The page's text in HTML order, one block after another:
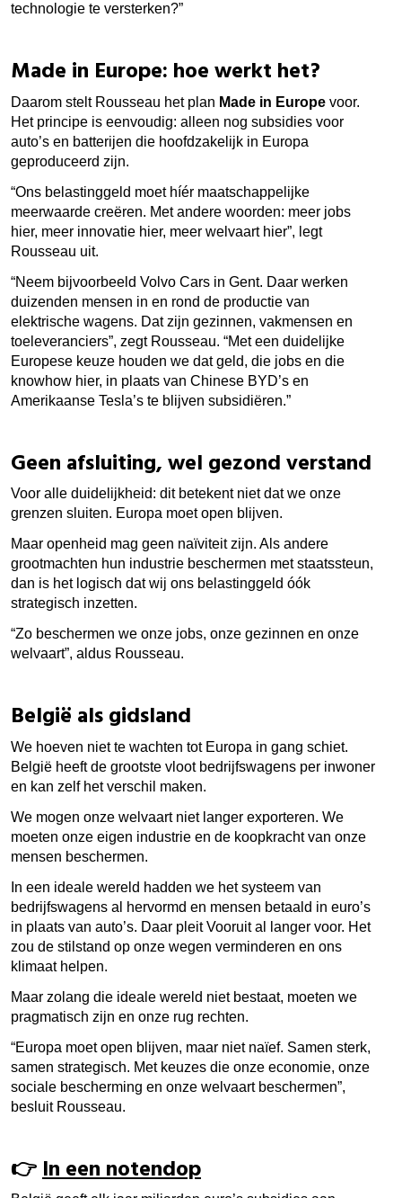
technologie te versterken?”
Made in Europe: hoe werkt het?
Daarom stelt Rousseau het plan Made in Europe voor.
Het principe is eenvoudig: alleen nog subsidies voor
auto’s en batterijen die hoofdzakelijk in Europa
geproduceerd zijn.
“Ons belastinggeld moet híér maatschappelijke
meerwaarde creëren. Met andere woorden: meer jobs
hier, meer innovatie hier, meer welvaart hier”, legt
Rousseau uit.
“Neem bijvoorbeeld Volvo Cars in Gent. Daar werken
duizenden mensen in en rond de productie van
elektrische wagens. Dat zijn gezinnen, vakmensen en
toeleveranciers”, zegt Rousseau. “Met een duidelijke
Europese keuze houden we dat geld, die jobs en die
knowhow hier, in plaats van Chinese BYD’s en
Amerikaanse Tesla’s te blijven subsidiëren.”
Geen afsluiting, wel gezond verstand
Voor alle duidelijkheid: dit betekent niet dat we onze
grenzen sluiten. Europa moet open blijven.
Maar openheid mag geen naïviteit zijn. Als andere
grootmachten hun industrie beschermen met staatssteun,
dan is het logisch dat wij ons belastinggeld óók
strategisch inzetten.
“Zo beschermen we onze jobs, onze gezinnen en onze
welvaart”, aldus Rousseau.
België als gidsland
We hoeven niet te wachten tot Europa in gang schiet.
België heeft de grootste vloot bedrijfswagens per inwoner
en kan zelf het verschil maken.
We mogen onze welvaart niet langer exporteren. We
moeten onze eigen industrie en de koopkracht van onze
mensen beschermen.
In een ideale wereld hadden we het systeem van
bedrijfswagens al hervormd en mensen betaald in euro’s
in plaats van auto’s. Daar pleit Vooruit al langer voor. Het
zou de stilstand op onze wegen verminderen en ons
klimaat helpen.
Maar zolang die ideale wereld niet bestaat, moeten we
pragmatisch zijn en onze rug rechten.
“Europa moet open blijven, maar niet naïef. Samen sterk,
samen strategisch. Met keuzes die onze economie, onze
sociale bescherming en onze welvaart beschermen”,
besluit Rousseau.
👉In een notendop